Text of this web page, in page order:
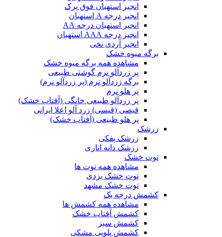
انجیر استهبان فوق پرک
انجیر درجه A استهبان
انجیر استهبان درجه AA
انجیر درجه AAA استهبان
انجیر آردی نخی
برگه میوه خشک
مشاهده همه برگه میوه خشک
پر زردآلو نرم گوشتی طبیعی
برگه زردآلو نرم (پر زردآلو نرم)
پر هلو نرم
پر زردآلو طبیعی خانگی (آفتاب خشک)
قیصی (قیسی) زرد آلو اعلا ایرانی
پر هلو طبیعی (آفتاب خشک)
زرشک
زرشک پفکی
زرشک دانه اناری
توت خشک
مشاهده همه توت ها
توت خشک یزدی
توت خشک مشهد
کشمش درجه یک
مشاهده همه کشمش ها
کشمش آفتاب خشک
کشمش سبز
کشمش پلویی مشکی